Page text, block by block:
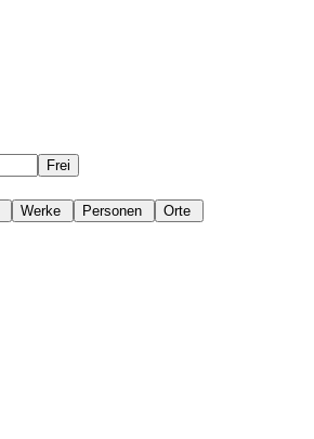
Frei
Werke Personen Orte